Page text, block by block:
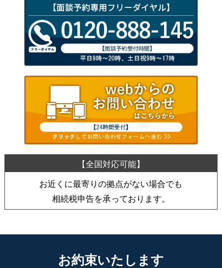
お近くに最寄りの拠点がない場合でも
相続税申告を承っております。
お約束いたします